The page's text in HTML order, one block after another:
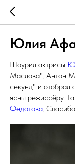
Юлия
Шоурил актрисы
Маслова". Антон
секунд" и отобрал
ясны режиссёру.
Федотова.